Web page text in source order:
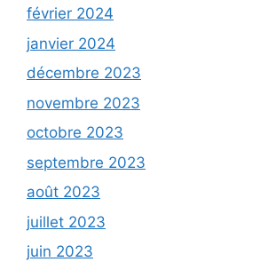
février 2024
janvier 2024
décembre 2023
novembre 2023
octobre 2023
septembre 2023
août 2023
juillet 2023
juin 2023